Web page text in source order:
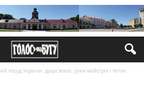
посуд України: душа землі, руки майстрів і тепло